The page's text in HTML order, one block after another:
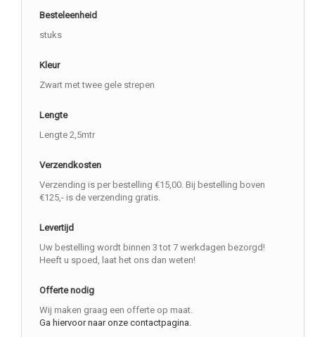
Besteleenheid
stuks
Kleur
Zwart met twee gele strepen
Lengte
Lengte 2,5mtr
Verzendkosten
Verzending is per bestelling €15,00. Bij bestelling boven
€125,- is de verzending gratis.
Levertijd
Uw bestelling wordt binnen 3 tot 7 werkdagen bezorgd!
Heeft u spoed, laat het ons dan weten!
Offerte nodig
Wij maken graag een offerte op maat.
Ga hiervoor naar onze contactpagina.